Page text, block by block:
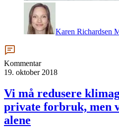
Karen Richardsen
Kommentar
19. oktober 2018
Vi må redusere
private forbruk, men
alene